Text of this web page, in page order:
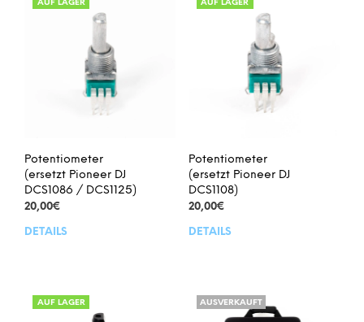
AUF LAGER
Potentiometer
(ersetzt Pioneer DJ
DCS1086 / DCS1125)
20,00€
DETAILS
AUF LAGER
Potentiometer
(ersetzt Pioneer DJ
DCS1108)
20,00€
DETAILS
AUF LAGER AUSVERKAUFT